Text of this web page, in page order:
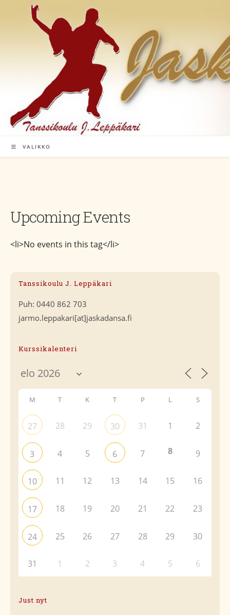
VALIKKO
Upcoming Events
<li>No events in this tag</li>
Tanssikoulu J. Leppäkari
Puh: 0440 862 703
jarmo.leppakari[at]jaskadansa.fi
Kurssikalenteri
M T K T P L S
27 28 29 30 31 1 2
3 4 5 6 7 8 9
10 11 12 13 14 15 16
17 18 19 20 21 22 23
24 25 26 27 28 29 30
31 1 2 3 4 5 6
Just nyt